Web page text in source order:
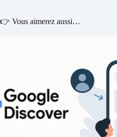
👉 Vous aimerez aussi…